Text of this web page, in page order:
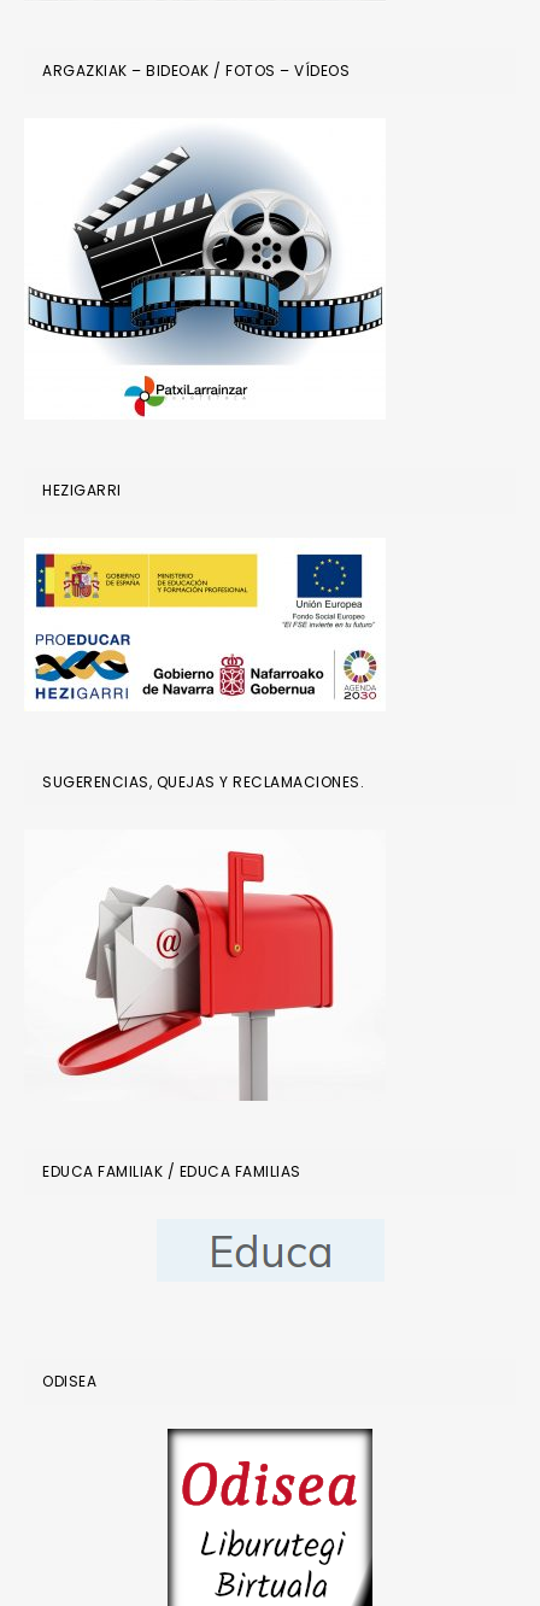
ARGAZKIAK – BIDEOAK / FOTOS – VÍDEOS
HEZIGARRI
SUGERENCIAS, QUEJAS Y RECLAMACIONES.
EDUCA FAMILIAK / EDUCA FAMILIAS
ODISEA